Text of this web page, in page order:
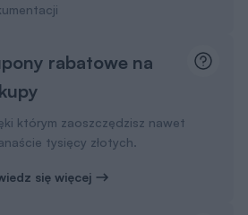
rabatowe na
którym zaoszczędzisz nawet
tysięcy złotych.
się więcej